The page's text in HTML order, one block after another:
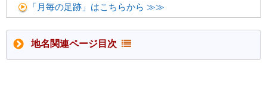
「月毎の足跡」はこちらから ≫≫
地名関連ページ目次